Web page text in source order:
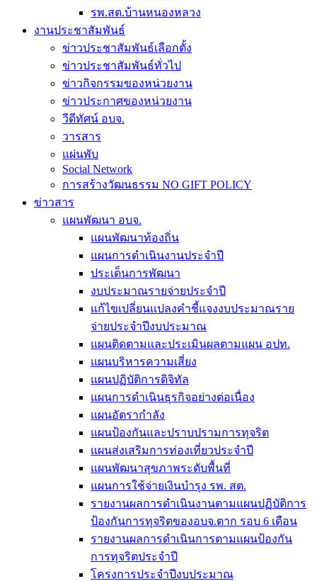
รพ.สต.บ้านหนองหลวง
งานประชาสัมพันธ์
ข่าวประชาสัมพันธ์เลือกตั้ง
ข่าวประชาสัมพันธ์ทั่วไป
ข่าวกิจกรรมของหน่วยงาน
ข่าวประกาศของหน่วยงาน
วีดีทัศน์ อบจ.
วารสาร
แผ่นพับ
Social Network
การสร้างวัฒนธรรม NO GIFT POLICY
ข่าวสาร
แผนพัฒนา อบจ.
แผนพัฒนาท้องถิ่น
แผนการดำเนินงานประจำปี
ประเด็นการพัฒนา
งบประมาณรายจ่ายประจำปี
แก้ไขเปลี่ยนแปลงคำชี้แจงงบประมาณราย
จ่ายประจำปีงบประมาณ
แผนติดตามและประเมินผลตามแผน อปท.
แผนบริหารความเสี่ยง
แผนปฏิบัติการดิจิทัล
แผนการดำเนินธุรกิจอย่างต่อเนื่อง
แผนอัตรากำลัง
แผนป้องกันและปราบปรามการทุจริต
แผนส่งเสริมการท่องเที่ยวประจำปี
แผนพัฒนาสุขภาพระดับพื้นที่
แผนการใช้จ่ายเงินบำรุง รพ. สต.
รายงานผลการดำเนินงานตามแผนปฏิบัติการ
ป้องกันการทุจริตของอบจ.ตาก รอบ 6 เดือน
รายงานผลการดำเนินการตามแผนป้องกัน
การทุจริตประจำปี
โครงการประจำปีงบประมาณ